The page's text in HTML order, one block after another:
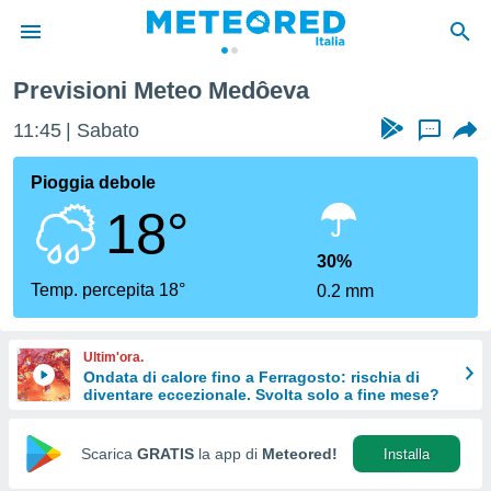
di
per
le
di
Web
Previsioni Meteo Medôeva
11:45 Sabato ...
Pioggia debole
18°
Temp. percepita 18°
30%
0.2 mm
Ultim'ora.
Ondata di calore fino a Ferragosto: rischia di
diventare eccezionale. Svolta solo a fine mese?
Scarica GRATIS la app di Meteored! Installa